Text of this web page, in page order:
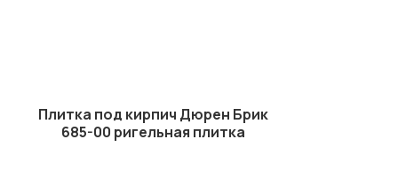
Плитка под кирпич Дюрен Брик
685-00 ригельная плитка